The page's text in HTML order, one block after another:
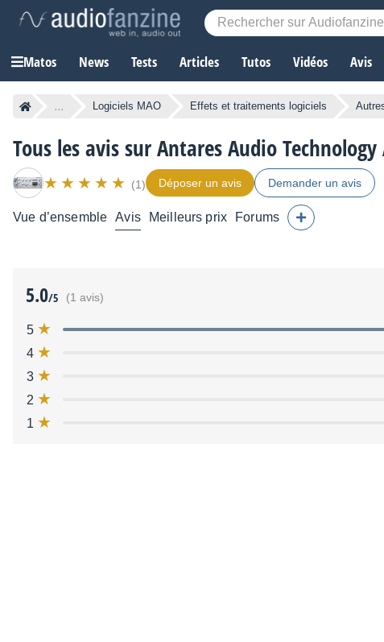
Matos News Tests Articles Tutos Vidéos Avis
... Logiciels MAO Effets et traitements logiciels
Tous les avis sur Antares Audio
(1) Déposer un avis Demander un avis
Vue d’ensemble Avis Meilleurs prix Forums
5.0/5 (1 avis)
5
4
3
2
1